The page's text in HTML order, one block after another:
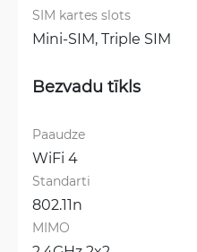
SIM kartes slots
Mini-SIM, Triple SIM
Bezvadu tīkls
Paaudze
WiFi 4
Standarti
802.11n
MIMO